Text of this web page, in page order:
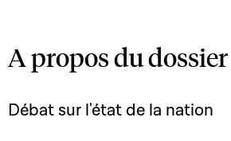
A propos du dossier
Débat sur l'état de la nation